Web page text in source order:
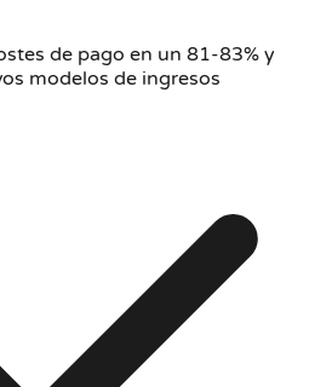
de pago en un 81-83% y
modelos de ingresos